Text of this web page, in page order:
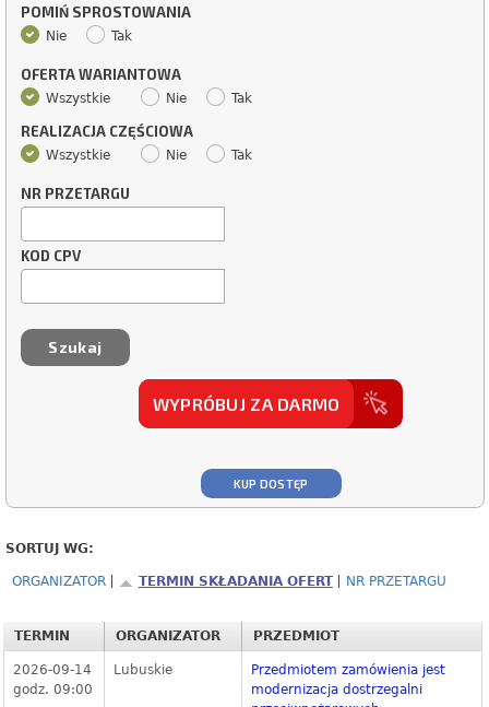
POMIŃ SPROSTOWANIA
Nie Tak
OFERTA WARIANTOWA
Wszystkie Nie Tak
REALIZACJA CZĘŚCIOWA
Wszystkie Nie Tak
NR PRZETARGU
KOD CPV
WYPRÓBUJ ZA DARMO
KUP DOSTĘP
SORTUJ WG:
ORGANIZATOR TERMIN SKŁADANIA OFERT NR PRZETARGU
TERMIN ORGANIZATOR PRZEDMIOT
2026-09-14
godz. 09:00
Lubuskie
Przedmiotem zamówienia jest
modernizacja dostrzegalni